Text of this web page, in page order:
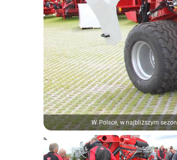
W Polsce, w najbliższym